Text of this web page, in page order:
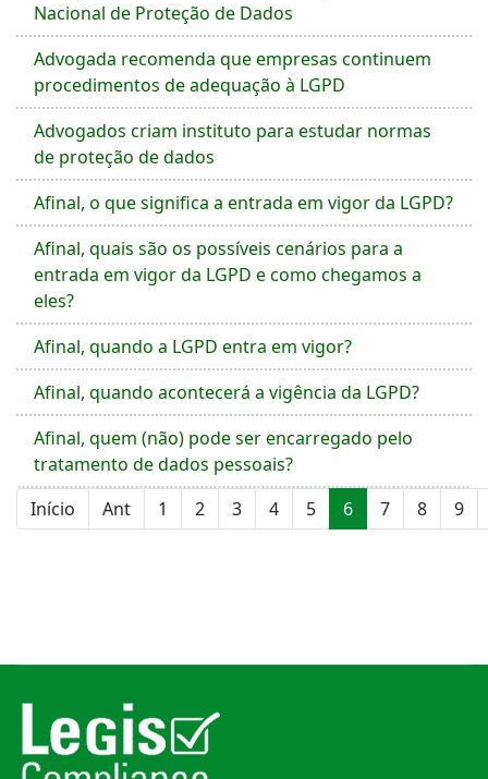
Nacional de Proteção de Dados
Advogada recomenda que empresas continuem
procedimentos de adequação à LGPD
Advogados criam instituto para estudar normas
de proteção de dados
Afinal, o que significa a entrada em vigor da LGPD?
Afinal, quais são os possíveis cenários para a
entrada em vigor da LGPD e como chegamos a
eles?
Afinal, quando a LGPD entra em vigor?
Afinal, quando acontecerá a vigência da LGPD?
Afinal, quem (não) pode ser encarregado pelo
tratamento de dados pessoais?
Página 6 de 41
Início Ant 1 2 3 4 5 6 7 8 9